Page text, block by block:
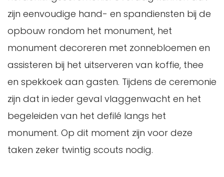
zijn eenvoudige hand- en spandiensten bij de
opbouw rondom het monument, het
monument decoreren met zonnebloemen en
assisteren bij het uitserveren van koffie, thee
en spekkoek aan gasten. Tijdens de ceremonie
zijn dat in ieder geval vlaggenwacht en het
begeleiden van het defilé langs het
monument. Op dit moment zijn voor deze
taken zeker twintig scouts nodig.